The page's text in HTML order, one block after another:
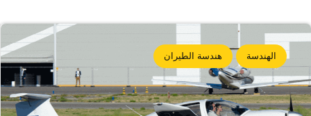
الهندسة هندسة الطيران